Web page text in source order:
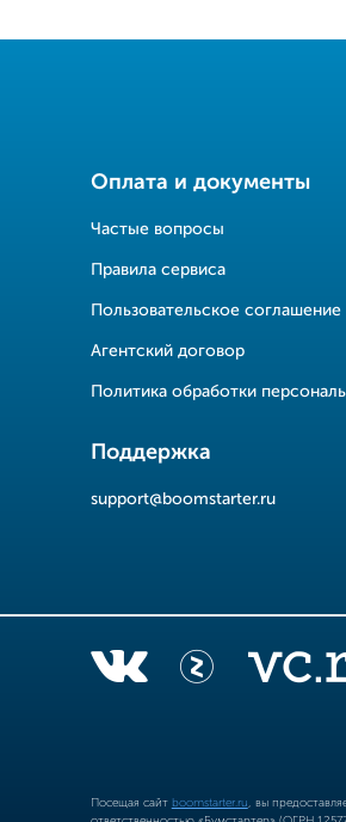
Оплата и документы
Частые вопросы
Правила сервиса
Пользовательское соглашение
Агентский договор
Политика обработки
Поддержка
support@boomstarter.ru
Посещая сайт boomstarter.ru , вы